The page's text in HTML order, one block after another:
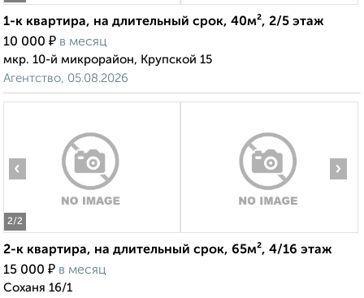
1-к квартира, на длительный срок, 40м², 2/5 этаж
10 000 ₽ в месяц
мкр. 10-й микрорайон, Крупской 15
Агентство, 05.08.2026
2/2
‹ ›
2-к квартира, на длительный срок, 65м², 4/16 этаж
15 000 ₽ в месяц
Соханя 16/1